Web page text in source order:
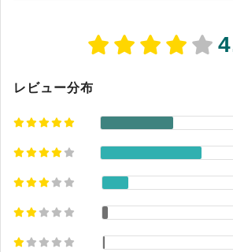
フトSaaS/PaaS市場 利用ID数
レビュー分布